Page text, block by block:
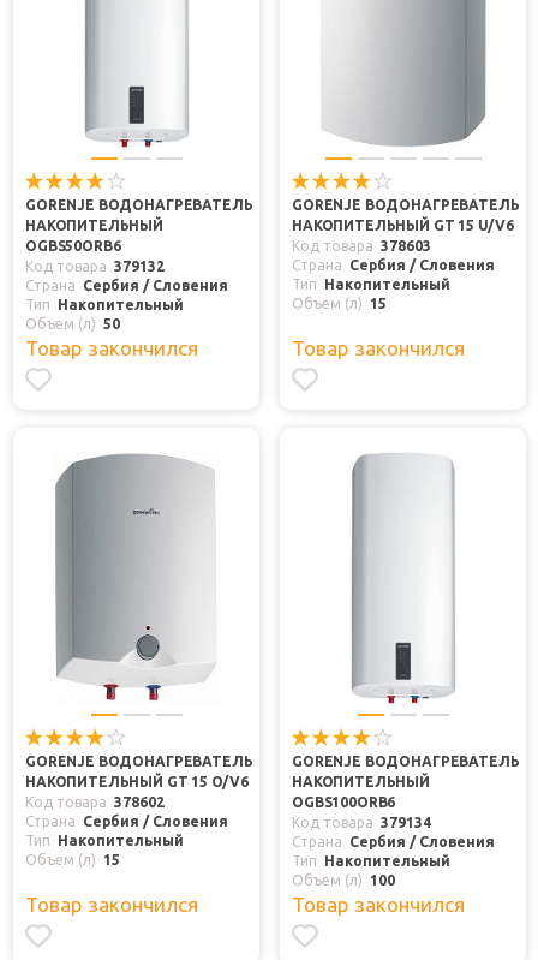
GORENJE ВОДОНАГРЕВАТЕЛЬ
НАКОПИТЕЛЬНЫЙ
OGBS50ORB6
Код товара 379132
Страна
Сербия / Словения
Тип
Накопительный
Объем (л) 50
Товар закончился
GORENJE ВОДОНАГРЕВАТЕЛЬ
НАКОПИТЕЛЬНЫЙ GT 15 U/V6
Код товара 378603
Страна
Сербия / Словения
Тип
Накопительный
Объем (л)
15
Товар закончился
GORENJE ВОДОНАГРЕВАТЕЛЬ
НАКОПИТЕЛЬНЫЙ GT 15 O/V6
Код товара 378602
Страна
Сербия / Словения
Тип
Накопительный
Объем (л)
15
Товар закончился
GORENJE ВОДОНАГРЕВАТЕЛЬ
НАКОПИТЕЛЬНЫЙ
OGBS100ORB6
Код товара 379134
Страна
Сербия / Словения
Тип
Накопительный
Объем (л)
100
Товар закончился